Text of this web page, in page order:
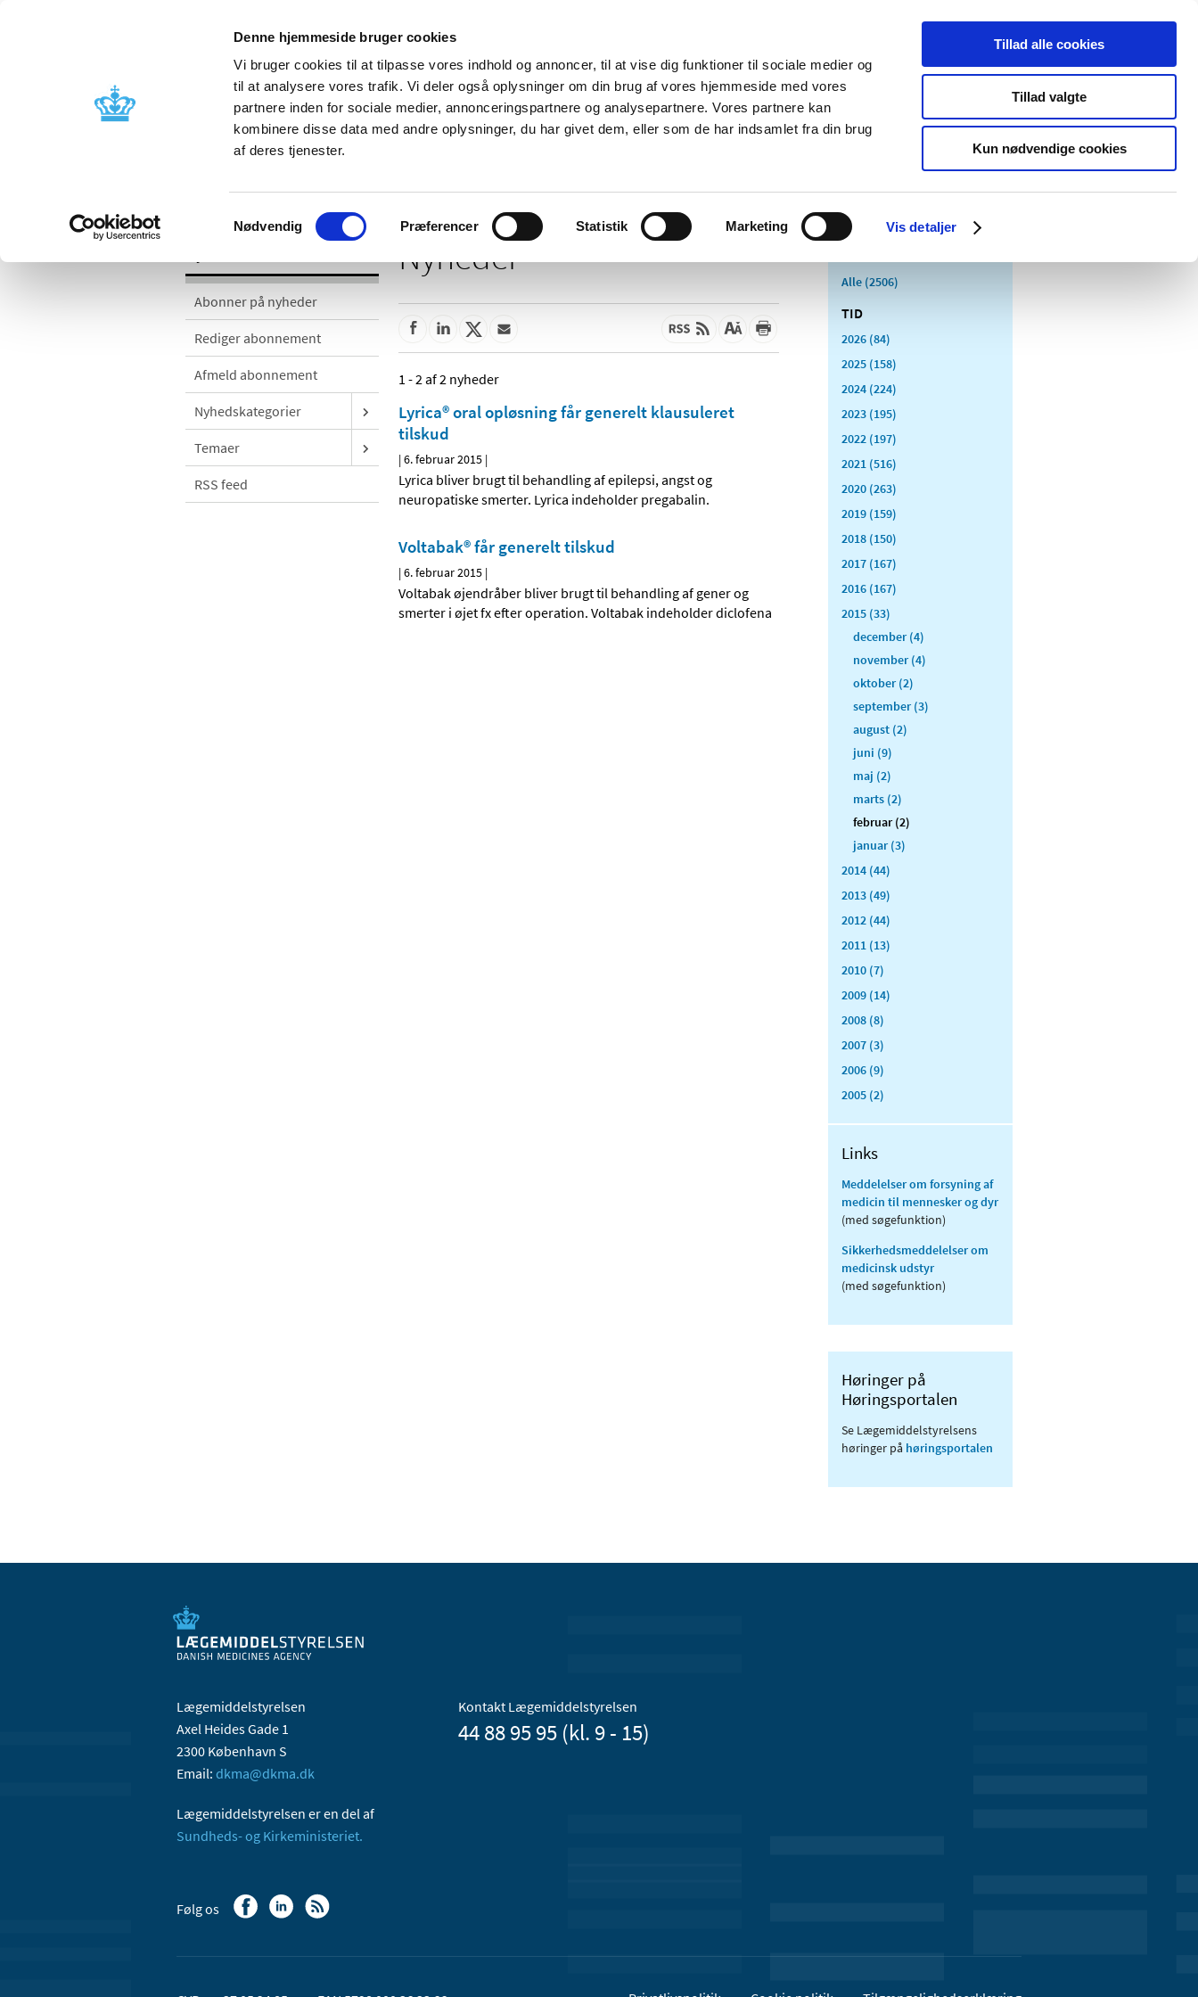
Denne hjemmeside bruger cookies
Vi bruger cookies til at tilpasse vores indhold og annoncer, til at vise dig funktioner til sociale medier og
til at analysere vores trafik. Vi deler også oplysninger om din brug af vores hjemmeside med vores
partnere inden for sociale medier, annonceringspartnere og analysepartnere. Vores partnere kan
kombinere disse data med andre oplysninger, du har givet dem, eller som de har indsamlet fra din brug
af deres tjenester.
Samtykkevalg
Nødvendig Præferencer Statistik Marketing Vis detaljer
Tillad alle cookies
Tillad valgte
Kun nødvendige cookies
Nyheder Om os Kontakt Udgivelser
Godkendelse og
Bivirkninger og
produktinformation
Tilskud og
Apoteker og salg af
Medicinsk
Særlige
produktområder
Abonner på nyheder
Rediger abonnement
Afmeld abonnement
Nyhedskategorier
Temaer
RSS feed
Nyheder
1 - 2 af 2 nyheder
Lyrica® oral opløsning får generelt klausuleret
tilskud
|6. februar 2015 |
Lyrica bliver brugt til behandling af epilepsi, angst og
neuropatiske smerter. Lyrica indeholder pregabalin.
Voltabak® får generelt tilskud
|6. februar 2015 |
Voltabak øjendråber bliver brugt til behandling af gener og
smerter i øjet fx efter operation. Voltabak indeholder diclofena
Alle (2506)
TID
2026 (84)
2025 (158)
2024 (224)
2023 (195)
2022 (197)
2021 (516)
2020 (263)
2019 (159)
2018 (150)
2017 (167)
2016 (167)
2015 (33)
december (4)
november (4)
oktober (2)
september (3)
august (2)
juni (9)
maj (2)
marts (2)
februar (2)
januar (3)
2014 (44)
2013 (49)
2012 (44)
2011 (13)
2010 (7)
2009 (14)
2008 (8)
2007 (3)
2006 (9)
2005 (2)
Links
Meddelelser om forsyning af
medicin til mennesker og dyr
(med søgefunktion)
Sikkerhedsmeddelelser om
medicinsk udstyr
(med søgefunktion)
Høringer på
Høringsportalen
Se Lægemiddelstyrelsens
høringer på høringsportalen
Lægemiddelstyrelsen
Axel Heides Gade 1
2300 København S
Email: dkma@dkma.dk
Lægemiddelstyrelsen er en del af
Sundheds- og Kirkeministeriet.
Kontakt Lægemiddelstyrelsen
44 88 95 95 (kl. 9 - 15)
Følg os